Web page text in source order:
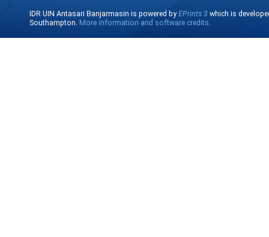
IDR UIN Antasari Banjarmasin is powered byEPrints 3 which is
Southampton. More information and software credits.